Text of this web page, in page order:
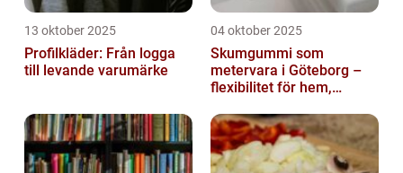
13 oktober 2025
Profilkläder: Från logga
till levande varumärke
04 oktober 2025
Skumgummi som
metervara i Göteborg –
flexibilitet för hem,